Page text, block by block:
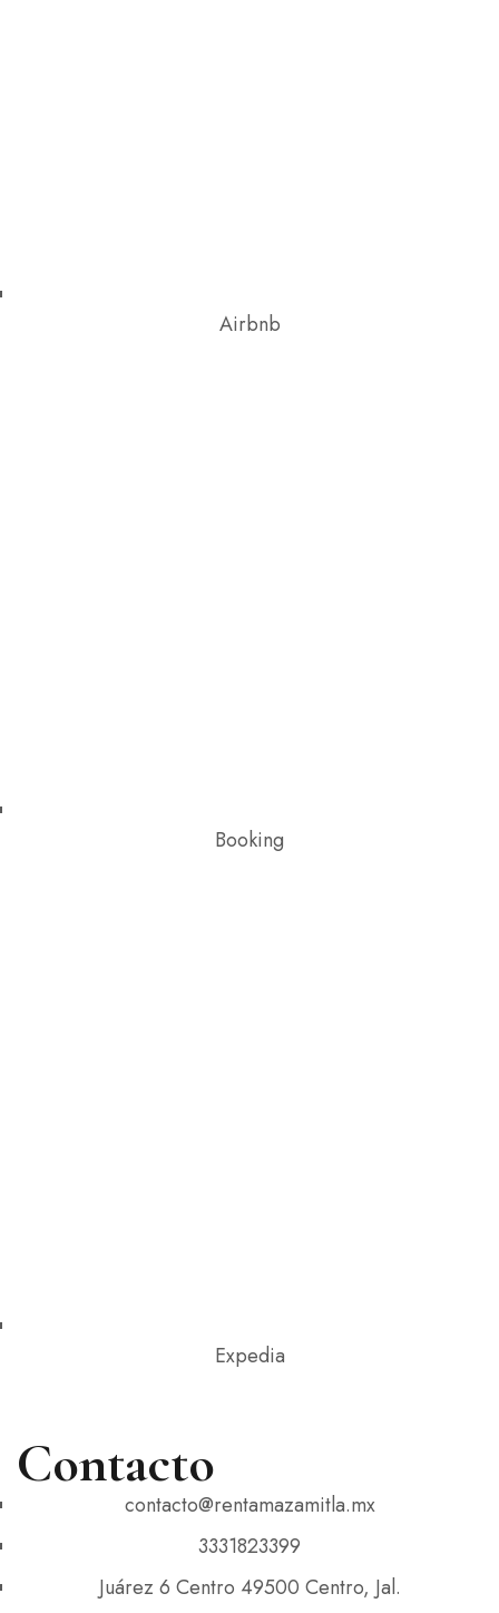
Airbnb
Booking
Expedia
Contacto
contacto@rentamazamitla.mx
3331823399
Juárez 6 Centro 49500 Centro, Jal.